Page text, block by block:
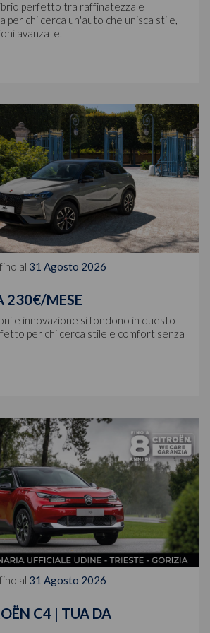
perfetto tra raffinatezza e
per chi cerca un'auto che unisca stile,
avanzate.
al 31 Agosto 2026
230€/MESE
e innovazione si fondono in questo
per chi cerca stile e comfort senza
al 31 Agosto 2026
C4 | TUA DA